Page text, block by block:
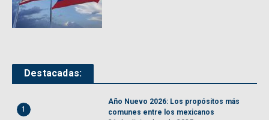
Destacadas:
1
Año Nuevo 2026: Los propósitos más
comunes entre los mexicanos